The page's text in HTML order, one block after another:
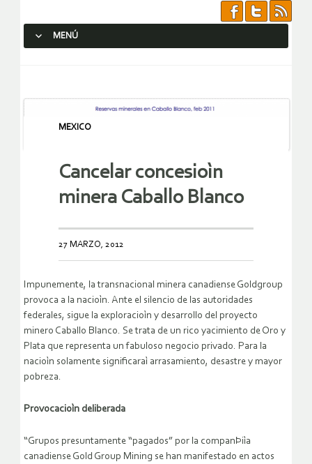
MENÚ
MEXICO
Cancelar concesioìn
minera Caballo Blanco
27 MARZO, 2012
Impunemente, la transnacional minera canadiense Goldgroup
provoca a la nacioìn. Ante el silencio de las autoridades
federales, sigue la exploracioìn y desarrollo del proyecto
minero Caballo Blanco. Se trata de un rico yacimiento de Oro y
Plata que representa un fabuloso negocio privado. Para la
nacioìn solamente significaraì arrasamiento, desastre y mayor
pobreza.
Provocacioìn deliberada
“Grupos presuntamente “pagados” por la companÞiìa
canadiense Gold Group Mining se han manifestado en actos